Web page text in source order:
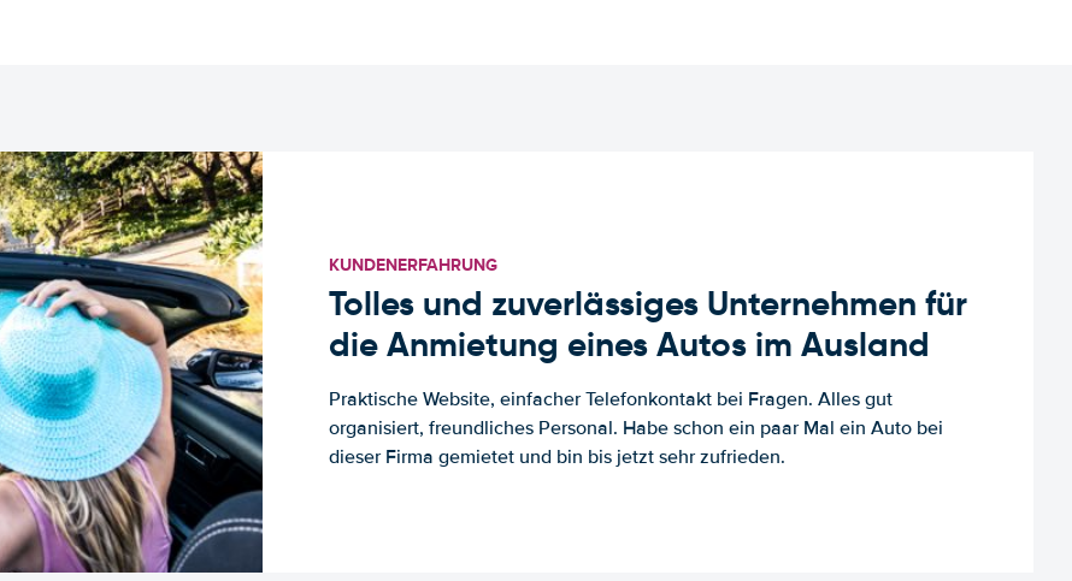
KUNDENERFAHRUNG
Tolles und zuverlässiges Unternehmen für
die Anmietung eines Autos im Ausland
Praktische Website, einfacher Telefonkontakt bei Fragen. Alles gut
organisiert, freundliches Personal. Habe schon ein paar Mal ein Auto bei
dieser Firma gemietet und bin bis jetzt sehr zufrieden.